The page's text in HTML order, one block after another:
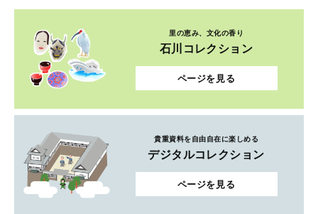
里の恵み、文化の香り
石川コレクション
ページを見る
貴重資料を自由自在に楽しめる
デジタルコレクション
ページを見る